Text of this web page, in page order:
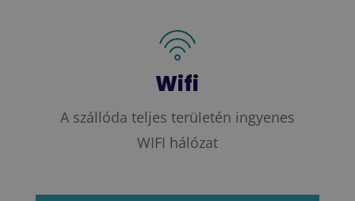
Wifi
A szállóda teljes területén ingyenes
WIFI hálózat